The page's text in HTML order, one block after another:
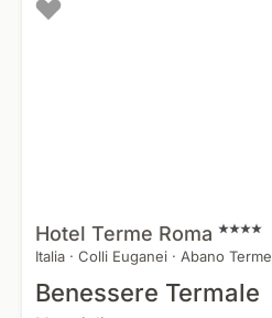
Hotel Terme Roma
Italia · Colli Euganei · Abano Terme
Benessere Termale